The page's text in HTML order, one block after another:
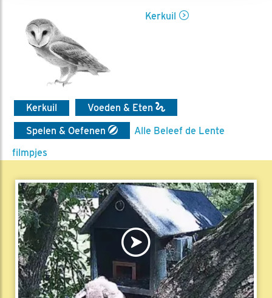
Kerkuil
Kerkuil
Voeden & Eten
Spelen & Oefenen
Alle Beleef de Lente
filmpjes